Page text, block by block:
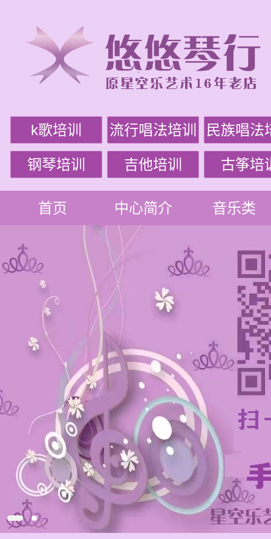
k歌培训 流行唱法培训 民族唱法
钢琴培训 吉他培训 古筝培
首页 中心简介 音乐类